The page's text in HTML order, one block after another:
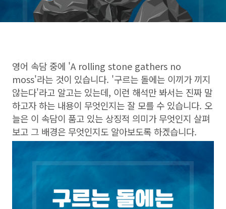
영어 속담 중에 'A rolling stone gathers no
moss'라는 것이 있습니다. '구르는 돌에는 이끼가 끼지
않는다'라고 알고는 있는데, 이런 해석만 봐서는 진짜 말
하고자 하는 내용이 무엇인지는 잘 모를 수 있습니다. 오
늘은 이 속담이 품고 있는 상징적 의미가 무엇인지 살펴
보고 그 배경은 무엇인지도 알아보도록 하겠습니다.